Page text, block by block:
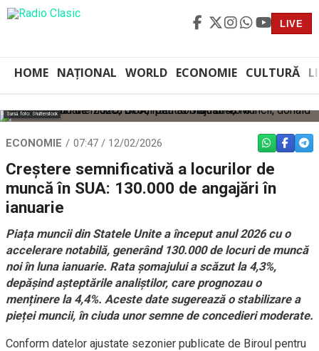
LIVE
HOME NAȚIONAL WORLD ECONOMIE CULTURĂ
Sursă foto: Shutterstock
ECONOMIE 07:47 / 12/02/2026 WHATSAPP
Creștere semnificativă a locurilor de
muncă în SUA: 130.000 de angajări în
ianuarie
Piața muncii din Statele Unite a început anul 2026 cu o
accelerare notabilă, generând 130.000 de locuri de muncă
noi în luna ianuarie. Rata șomajului a scăzut la 4,3%,
depășind așteptările analiștilor, care prognozau o
menținere la 4,4%. Aceste date sugerează o stabilizare a
pieței muncii, în ciuda unor semne de concedieri moderate.
Conform datelor ajustate sezonier publicate de Biroul pentru